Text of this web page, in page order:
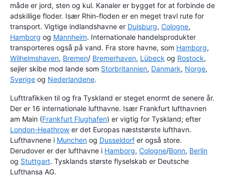
måde er jord, sten og kul. Kanaler er bygget for at forbinde de
adskillige floder. Især Rhin-floden er en meget travl rute for
transport. Vigtige indlandshavne er Duisburg, Cologne,
Hamborg og Mannheim. Internationale handelsprodukter
transporteres også på vand. Fra store havne, som Hamborg,
Wilhelmshaven, Bremen/ Bremerhaven, Lübeck og Rostock,
sejler skibe mod lande som Storbritannien, Danmark, Norge,
Sverige og Nederlandene.
Lufttrafikken til og fra Tyskland er steget enormt de senere år.
Der er 16 internationale lufthavne. Især Frankfurt lufthavnen
am Main (Frankfurt Flughafen) er vigtig for Tyskland; efter
London-Heathrow er det Europas næststørste lufthavn.
Lufthavnene i Munchen og Dusseldorf er også store.
Derudover er der lufthavne i Hamborg, Cologne/Bonn, Berlin
og Stuttgart. Tysklands største flyselskab er Deutsche
Lufthansa AG.